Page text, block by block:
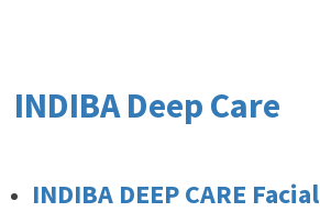
INDIBA Deep Care
INDIBA DEEP CARE Facial